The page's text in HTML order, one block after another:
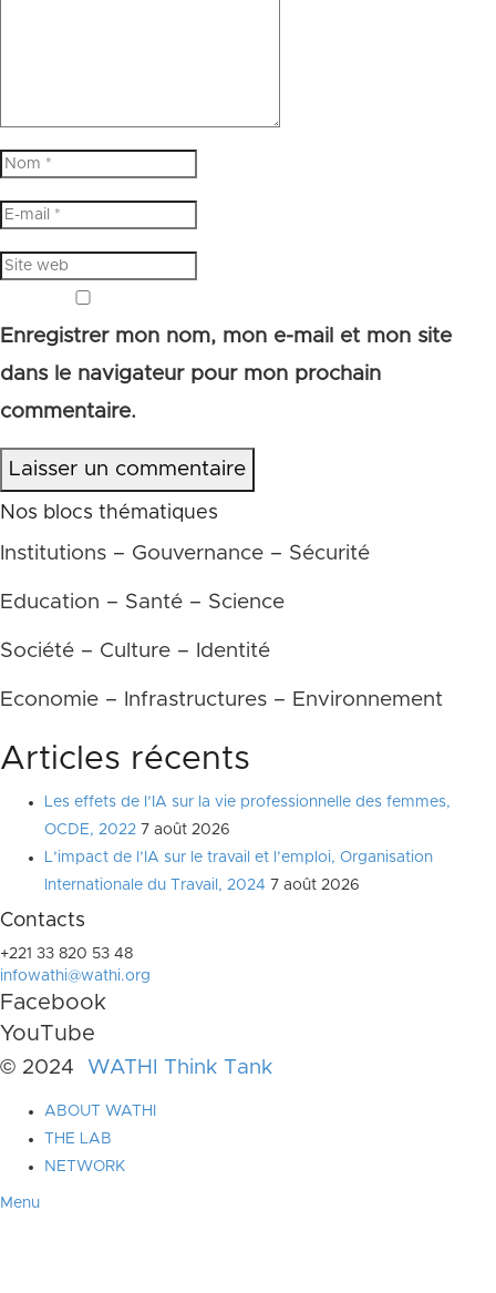
Enregistrer mon nom, mon e-mail et mon site
dans le navigateur pour mon prochain
commentaire.
Laisser un commentaire
Nos blocs thématiques
Institutions – Gouvernance – Sécurité
Education – Santé – Science
Société – Culture – Identité
Economie – Infrastructures – Environnement
Articles récents
Les effets de l’IA sur la vie professionnelle des femmes,
OCDE, 2022 7 août 2026
L’impact de l’IA sur le travail et l’emploi, Organisation
Internationale du Travail, 2024 7 août 2026
Contacts
+221 33 820 53 48
infowathi@wathi.org
Facebook
YouTube
© 2024 WATHI Think Tank
ABOUT WATHI
THE LAB
NETWORK
Menu